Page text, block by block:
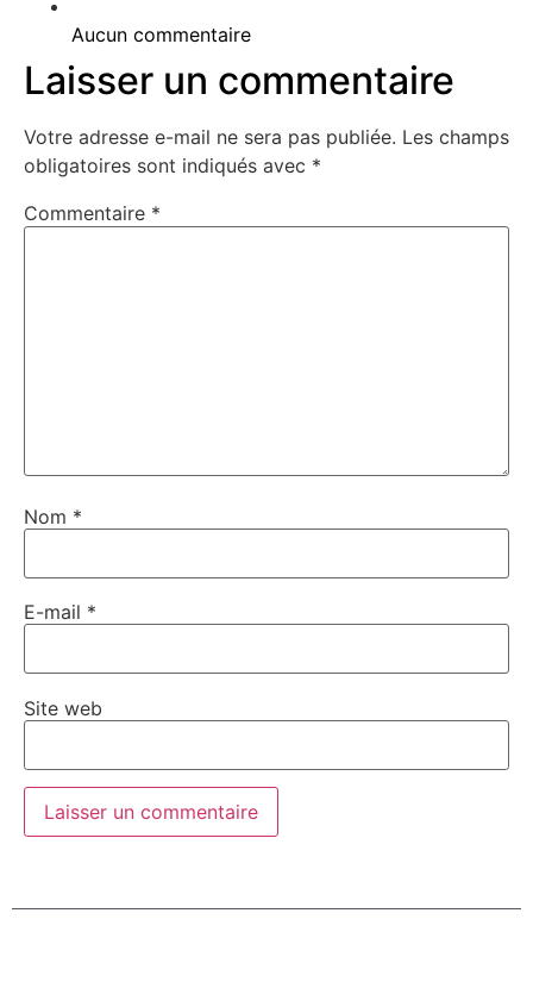
Aucun commentaire
Laisser un commentaire
Votre adresse e-mail ne sera pas publiée. Les champs
obligatoires sont indiqués avec *
Commentaire *
Nom *
E-mail *
Site web